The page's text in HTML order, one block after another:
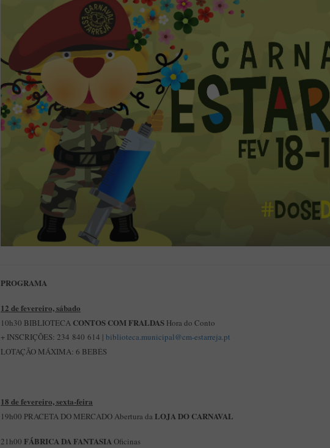
PROGRAMA
12 de fevereiro, sábado
10h30 BIBLIOTECA CONTOS COM FRALDAS Hora do Conto
+ INSCRIÇÕES: 234 840 614 | biblioteca.municipal@cm-estarreja.pt
LOTAÇÃO MÁXIMA: 6 BEBÉS
18 de fevereiro, sexta-feira
19h00 PRACETA DO MERCADO Abertura da LOJA DO CARNAVAL
21h00 FÁBRICA DA FANTASIAOficinas